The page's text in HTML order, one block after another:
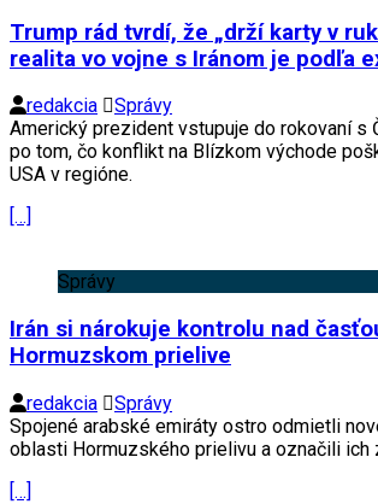
Trump rád tvrdí, že „drží karty v
realita vo vojne s Iránom je podľa
redakcia
Správy
Americký prezident vstupuje do rokovaní s
po tom, čo konflikt na Blízkom východe
USA v regióne.
[…]
Správy
Irán si nárokuje kontrolu nad
Hormuzskom prielive
redakcia
Správy
Spojené arabské emiráty ostro odmietli
oblasti Hormuzského prielivu a označili ich
[…]